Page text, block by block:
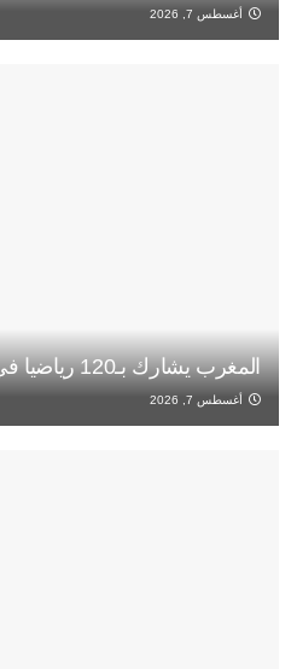
أغسطس 7, 2026
المغرب يشارك بـ120 رياضيا في دورة تارانتو 2026
أغسطس 7, 2026